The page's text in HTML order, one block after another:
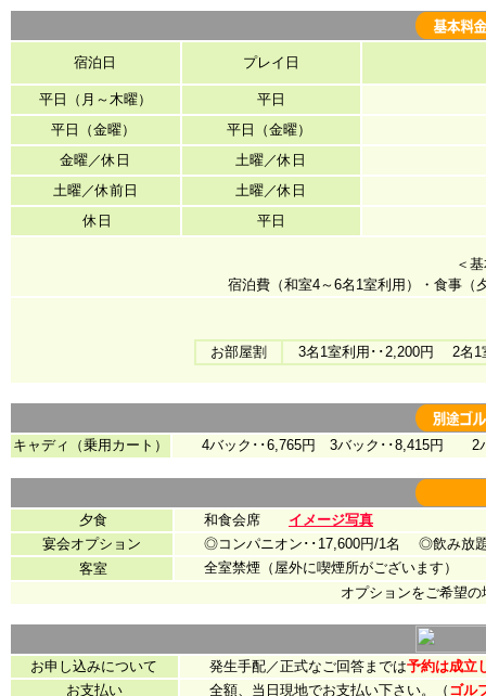
宿泊日 プレイ日
平日（月～木曜）
平日
平日（金曜）
平日（金曜）
金曜／休日
土曜／休日
土曜／休前日
土曜／休日
休日
平日
＜
宿泊費（和室4～6名1室利用）・食事（
お部屋割 3名1室利用･･2,200円 2名
キャディ（乗用カート） 4バック･･6,765円 3バック･･8,415円 2バ
夕食 和食会席 イメージ写真
宴会オプション
◎コンパニオン･･17,600円/1名 ◎飲み放題
客室
全室禁煙（屋外に喫煙所がございます）
オプションをご希望
お申し込みについて 発生手配／正式なご回答までは予約は成立
お支払い
全額、当日現地でお支払い下さい。（ ゴル